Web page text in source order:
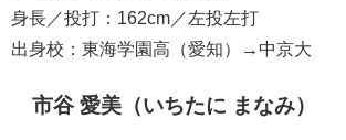
身長／投打：162cm／左投左打
出身校：東海学園高（愛知）→中京大
市谷 愛美（いちたに まなみ）